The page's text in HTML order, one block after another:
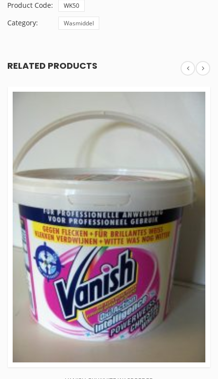
Product Code:
WK50
Category: Wasmiddel
RELATED PRODUCTS